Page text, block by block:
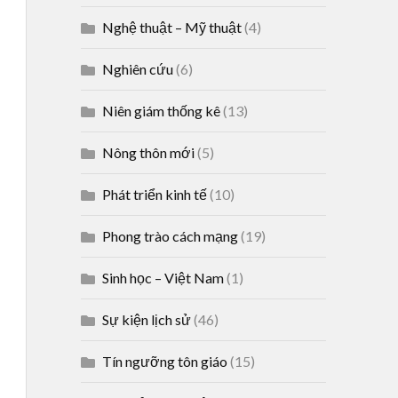
Nghệ thuật – Mỹ thuật(4)
Nghiên cứu(6)
Niên giám thống kê(13)
Nông thôn mới(5)
Phát triển kinh tế(10)
Phong trào cách mạng(19)
Sinh học – Việt Nam(1)
Sự kiện lịch sử(46)
Tín ngưỡng tôn giáo (15)